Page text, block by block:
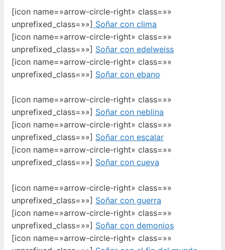
[icon name=»arrow-circle-right» class=»»
unprefixed_class=»»] Soñar con clima
[icon name=»arrow-circle-right» class=»»
unprefixed_class=»»] Soñar con edelweiss
[icon name=»arrow-circle-right» class=»»
unprefixed_class=»»] Soñar con ebano
[icon name=»arrow-circle-right» class=»»
unprefixed_class=»»] Soñar con neblina
[icon name=»arrow-circle-right» class=»»
unprefixed_class=»»] Soñar con escalar
[icon name=»arrow-circle-right» class=»»
unprefixed_class=»»] Soñar con cueva
[icon name=»arrow-circle-right» class=»»
unprefixed_class=»»] Soñar con guerra
[icon name=»arrow-circle-right» class=»»
unprefixed_class=»»] Soñar con demonios
[icon name=»arrow-circle-right» class=»»